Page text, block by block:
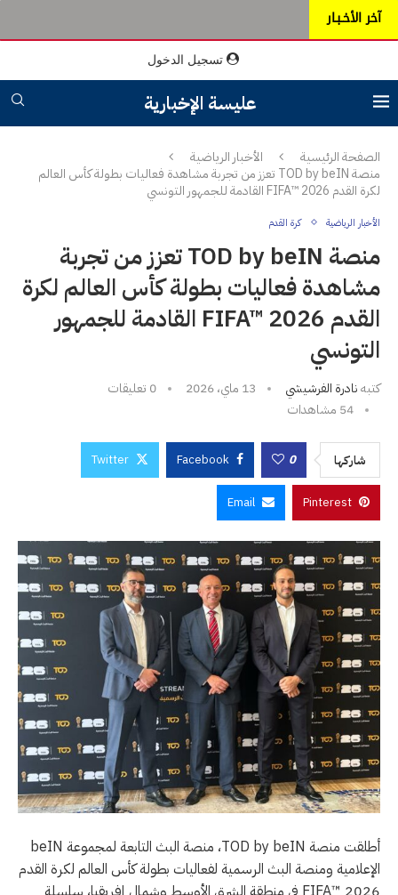
آخر الأخـبـار
تسجيل الدخول
عليسة الإخبارية
الصفحة الرئيسية
الأخبار الرياضية
منصة TOD by beIN تعزز من تجربة مشاهدة فعاليات بطولة كأس العالم
لكرة القدم FIFA™ 2026 القادمة للجمهور التونسي
الأخبار الرياضية كرة القدم
منصة TOD by beIN تعزز من تجربة
مشاهدة فعاليات بطولة كأس العالم لكرة
القدم FIFA™ 2026 القادمة للجمهور
التونسي
كتبهنادرة الفرشيشي 13 ماي، 2026
0 تعليقات
54 مشاهدات
شاركها 0
Facebook
Twitter
Pinterest
Email
أطلقت منصة TOD by beIN، منصة البث التابعة لمجموعة beIN
الإعلامية ومنصة البث الرسمية لفعاليات بطولة كأس العالم لكرة القدم